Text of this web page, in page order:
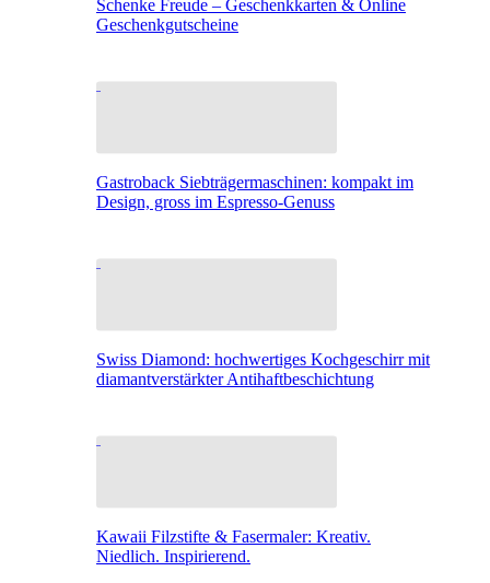
Schenke Freude – Geschenkkarten & Online
Geschenkgutscheine
Gastroback Siebträgermaschinen: kompakt im
Design, gross im Espresso-Genuss
Swiss Diamond: hochwertiges Kochgeschirr mit
diamantverstärkter Antihaftbeschichtung
Kawaii Filzstifte & Fasermaler: Kreativ.
Niedlich. Inspirierend.